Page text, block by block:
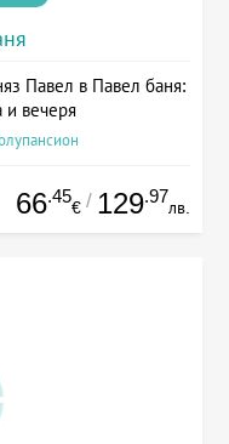
Павел в Павел баня:
и вечеря
66.45
€ / 129.97
лв.